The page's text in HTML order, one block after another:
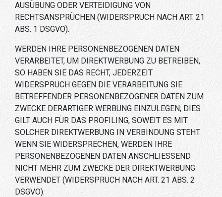
AUSÜBUNG ODER VERTEIDIGUNG VON
RECHTSANSPRÜCHEN (WIDERSPRUCH NACH ART. 21
ABS. 1 DSGVO).
WERDEN IHRE PERSONENBEZOGENEN DATEN
VERARBEITET, UM DIREKTWERBUNG ZU BETREIBEN,
SO HABEN SIE DAS RECHT, JEDERZEIT
WIDERSPRUCH GEGEN DIE VERARBEITUNG SIE
BETREFFENDER PERSONENBEZOGENER DATEN ZUM
ZWECKE DERARTIGER WERBUNG EINZULEGEN; DIES
GILT AUCH FÜR DAS PROFILING, SOWEIT ES MIT
SOLCHER DIREKTWERBUNG IN VERBINDUNG STEHT.
WENN SIE WIDERSPRECHEN, WERDEN IHRE
PERSONENBEZOGENEN DATEN ANSCHLIESSEND
NICHT MEHR ZUM ZWECKE DER DIREKTWERBUNG
VERWENDET (WIDERSPRUCH NACH ART. 21 ABS. 2
DSGVO).